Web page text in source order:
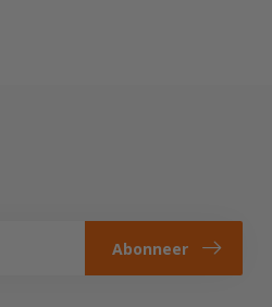
Abonneer